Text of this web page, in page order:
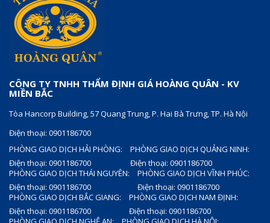
CÔNG TY TNHH THẨM ĐỊNH GIÁ HOÀNG QUÂN - KV
MIỀN BẮC
Tòa Hancorp Building, 57 Quang Trung, P. Hai Bà Trưng, TP. Hà Nội
Điện thoại: 0901186700
PHÒNG GIAO DỊCH HẢI PHÒNG:
Điện thoại: 0901186700
PHÒNG GIAO DỊCH QUẢNG NINH:
Điện thoại: 0901186700
PHÒNG GIAO DỊCH THÁI NGUYÊN:
Điện thoại: 0901186700
PHÒNG GIAO DỊCH VĨNH PHÚC:
Điện thoại: 0901186700
PHÒNG GIAO DỊCH BẮC GIANG:
Điện thoại: 0901186700
PHÒNG GIAO DỊCH NAM ĐỊNH:
Điện thoại: 0901186700